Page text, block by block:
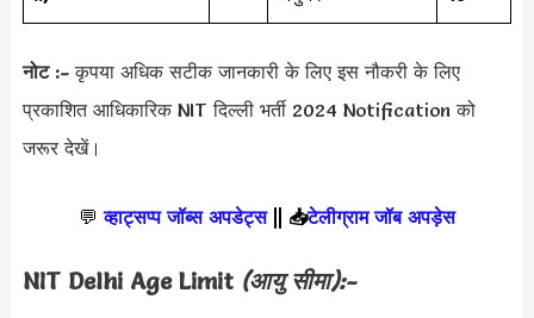
नोट :-कृपया अधिक सटीक जानकारी के लिए इस नौकरी के लिए
प्रकाशित आधिकारिक NIT दिल्ली भर्ती 2024 Notification को
जरूर देखें।
💬 व्हाट्सप्प जॉब्स अपडेट्स|| 📥टेलीग्राम जॉब अपड़ेस
NIT Delhi Age Limit (आयु सीमा):-